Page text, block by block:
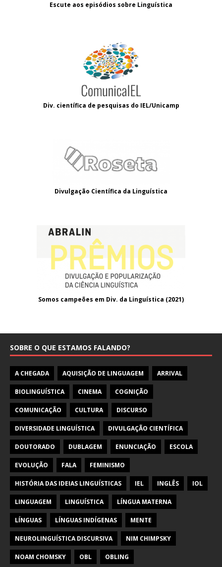
Escute aos episódios sobre Linguística
Div. científica de pesquisas do IEL/Unicamp
Divulgação Científica da Linguística
Somos campeões em Div. da Linguística (2021)
SOBRE O QUE ESTAMOS FALANDO?
A CHEGADA AQUISIÇÃO DE LINGUAGEM ARRIVAL
BIOLINGUÍSTICA CINEMA COGNIÇÃO
COMUNICAÇÃO CULTURA DISCURSO
DIVERSIDADE LINGUÍSTICA DIVULGAÇÃO CIENTÍFICA
DOUTORADO DUBLAGEM ENUNCIAÇÃO ESCOLA
EVOLUÇÃO FALA FEMINISMO
HISTÓRIA DAS IDEIAS LINGUÍSTICAS IEL INGLÊS IOL
LINGUAGEM LINGUÍSTICA LÍNGUA MATERNA
LÍNGUAS LÍNGUAS INDÍGENAS MENTE
NEUROLINGUÍSTICA DISCURSIVA NIM CHIMPSKY
NOAM CHOMSKY OBL OBLING